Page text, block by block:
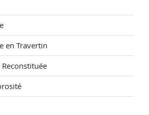
en Travertin